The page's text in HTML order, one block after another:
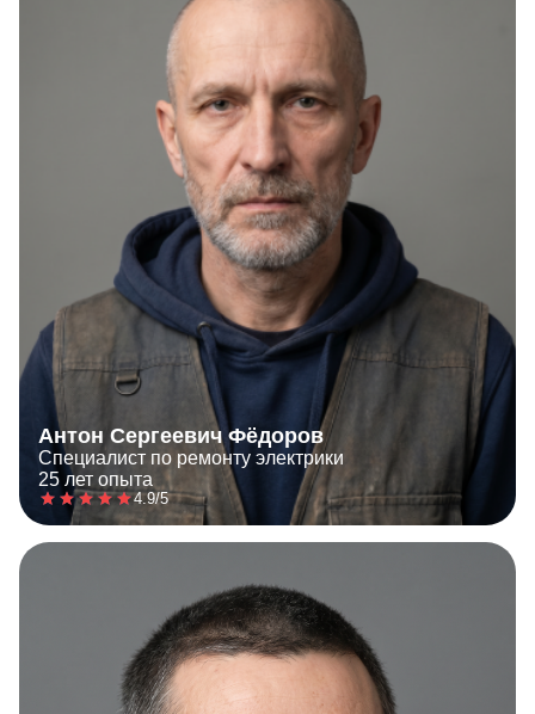
Антон Сергеевич Фёдоров
Специалист по ремонту электрики
25 лет опыта
4.9/5